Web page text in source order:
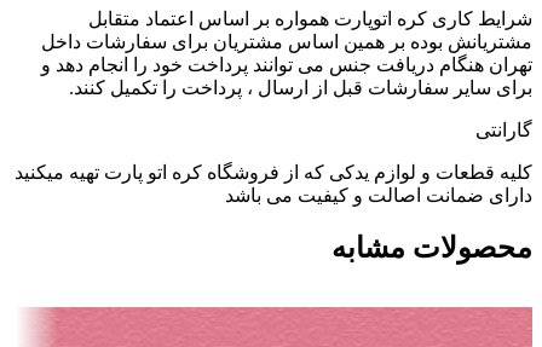
شرایط کاری کره اتوپارت همواره بر اساس اعتماد متقابل
مشتریانش بوده بر همین اساس مشتریان برای سفارشات داخل
تهران هنگام دریافت جنس می توانند پرداخت خود را انجام دهد و
برای سایر سفارشات قبل از ارسال ، پرداخت را تکمیل کنند.
گارانتی
کلیه قطعات و لوازم یدکی که از فروشگاه کره اتو پارت تهیه میکنید
دارای ضمانت اصالت و کیفیت می باشد
محصولات مشابه